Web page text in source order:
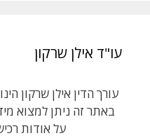
עו"ד אילן שרקון
באתר זה ניתן למצוא
על אודות